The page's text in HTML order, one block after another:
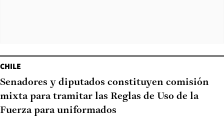
CHILE
Senadores y diputados constituyen comisión
mixta para tramitar las Reglas de Uso de la
Fuerza para uniformados